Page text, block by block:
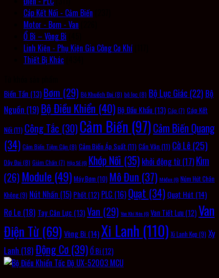
Cáp Kết Nối - Cảm Biến
Motor - Bơm - Van
Ổ Bi – Vòng Bi
Linh Kiện - Phụ Kiện Gia Công Cơ Khí
Thiết Bị Khác
Biến Tần (13) Bơm (29) Bộ Khuếch Đại (8) bộ lọc (8) Bộ Lục Giác (22) Bộ
Nguồn (19) Bộ Điều Khiển (40) Bộ Đầu Khẩu (13) Cáp (7) Cáp Kết
Nối(11) Công Tắc (30)Cảm Biến (97)Cảm Biến Quang
(34) Cảm Biến Tiệm Cận (8) Cảm Biến Áp Suất (11) Cần Vặn (11) Cờ Lê (25)
Dây Đai (8) Giảm Chấn (7) Hộp Số(6) Khớp Nối (35) khởi động từ (17) Kìm
(26) Module (49) Máy Bơm(10) Mô Đun (37) Môđun(6) Núm Hút Chân
Không(9) Nút Nhấn (15) Phốt (12) PLC (16) Quạt (34) Quạt Hút (14)
Rơ Le (18) Tay Cân Lực (13)Van (29) Van Khí Nén(6) Van Tiết Lưu (12)Van
Điện Từ (69) Vòng Bi (14)Xi Lanh (110) Xi Lanh Kẹp (9) Xy
Lanh (18)Động Cơ (39)Ổ Bi(12)